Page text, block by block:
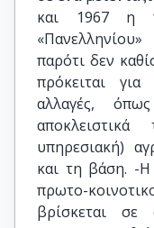
και 1967 η
παρότι δεν
πρόκειται για
αλλαγές,
υπηρεσιακή)
και τη βάση. -Η
πρωτο-
βρίσκεται σε